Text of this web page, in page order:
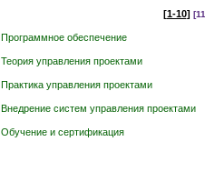
[1-10]
Программное обеспечение
Теория управления проектами
Практика управления проектами
Внедрение систем управления проектами
Обучение и сертификация